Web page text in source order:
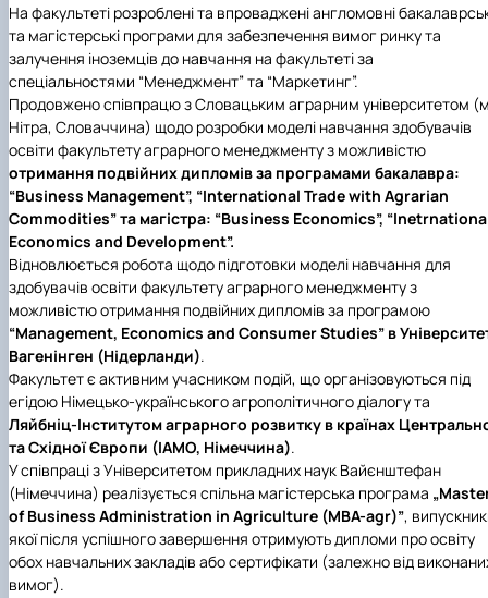
На факультеті розроблені та впроваджені англомовні
та магістерські програми для забезпечення вимог ринку та
залучення іноземців до навчання на факультеті за
спеціальностями “Менеджмент” та “Маркетинг”.
Продовжено співпрацю з Словацьким аграрним університетом
Нітра, Словаччина) щодо розробки моделі навчання здобувачів
освіти факультету аграрного менеджменту з можливістю
отримання подвійних дипломів за програмами бакалавра:
“Business Management”, “International Trade with Agrarian
Commodities” та магістра: “Business Economics”,
Economics and Development”.
Відновлюється робота щодо підготовки моделі навчання для
здобувачів освіти факультету аграрного менеджменту з
можливістю отримання подвійних дипломів за програмою
“Management, Economics and Consumer Studies” в
Вагенінген (Нідерланди).
Факультет є активним учасником подій, що організовуються під
егідою Німецько-українського агрополітичного діалогу та
Ляйбніц-Інститутом аграрного розвитку в країнах
та Східної Європи (ІАМО, Німеччина).
У співпраці з Університетом прикладних наук Вайєнштефан
(Німеччина) реалізується спільна магістерська програма
of Business Administration in Agriculture (MBA-agr)”,
якої після успішного завершення отримують дипломи про освіту
обох навчальних закладів або сертифікати (залежно від
вимог).